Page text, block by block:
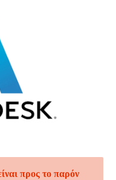
προς το παρόν